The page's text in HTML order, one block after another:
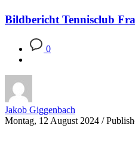
Bildbericht Tennisclub
0
Jakob Giggenbach
Montag, 12 August 2024 /